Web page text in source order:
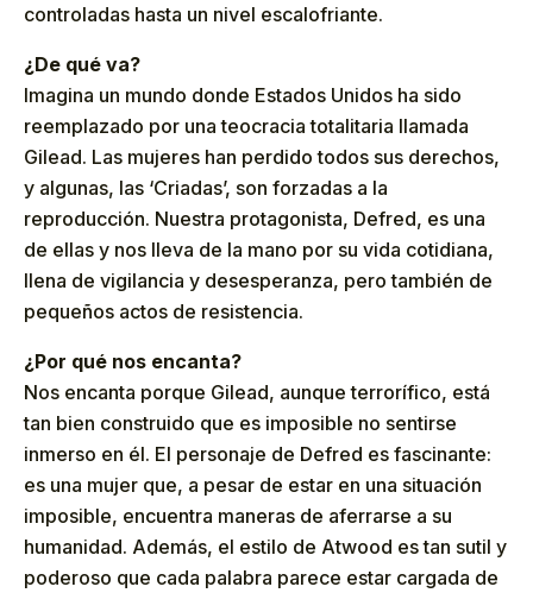
controladas hasta un nivel escalofriante.
¿De qué va?
Imagina un mundo donde Estados Unidos ha sido
reemplazado por una teocracia totalitaria llamada
Gilead. Las mujeres han perdido todos sus derechos,
y algunas, las ‘Criadas’, son forzadas a la
reproducción. Nuestra protagonista, Defred, es una
de ellas y nos lleva de la mano por su vida cotidiana,
llena de vigilancia y desesperanza, pero también de
pequeños actos de resistencia.
¿Por qué nos encanta?
Nos encanta porque Gilead, aunque terrorífico, está
tan bien construido que es imposible no sentirse
inmerso en él. El personaje de Defred es fascinante:
es una mujer que, a pesar de estar en una situación
imposible, encuentra maneras de aferrarse a su
humanidad. Además, el estilo de Atwood es tan sutil y
poderoso que cada palabra parece estar cargada de